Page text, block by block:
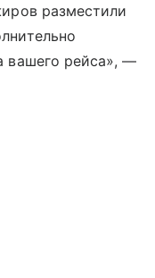
разместили
вашего рейса», —